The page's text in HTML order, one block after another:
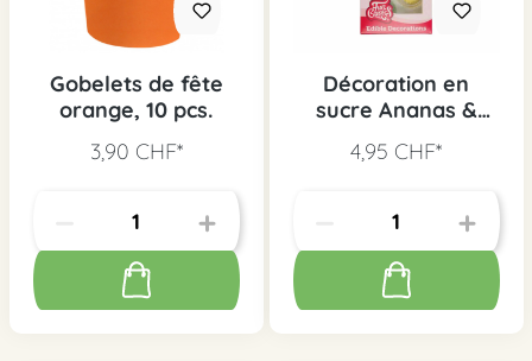
Gobelets de fête
orange, 10 pcs.
3,90 CHF*
Décoration en
sucre Ananas &
4,95 CHF*